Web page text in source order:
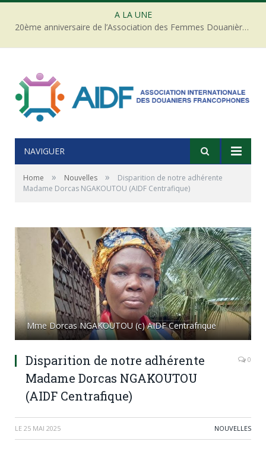
A LA UNE
20ème anniversaire de l’Association des Femmes Douanières de Côte d’ivoire
NAVIGUER
Home » Nouvelles »
Disparition de notre adhérente
Madame Dorcas NGAKOUTOU (AIDF Centrafique)
Mme Dorcas NGAKOUTOU (c) AIDF Centrafrique
Disparition de notre adhérente
Madame Dorcas NGAKOUTOU
(AIDF Centrafique)
0
LE 25 MAI 2025 NOUVELLES